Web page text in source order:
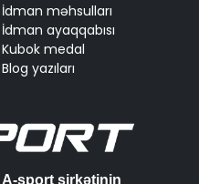
İdman məhsulları
İdman ayaqqabısı
Kubok medal
Blog yazıları
A-sport şirkətinin